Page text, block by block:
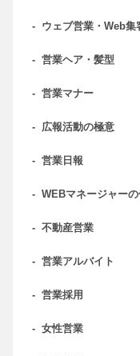
- ウェブ営業・Web集
- 営業ヘア・髪型
- 営業マナー
- 広報活動の極意
- 営業日報
- WEBマネージャーの
- 不動産営業
- 営業アルバイト
- 営業採用
- 女性営業